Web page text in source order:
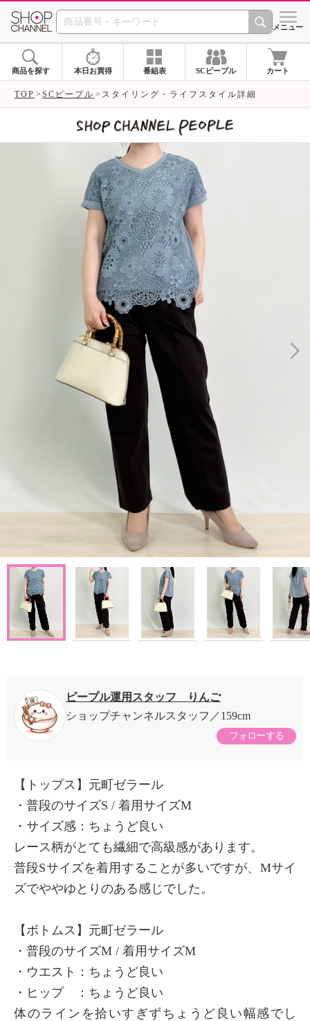
SHOP CHANNEL シメニュー
商品を探す 本日お買得 番組表 SCピープル カート
TOP SCピープル スタイリング・ライフスタイル詳細
ピープル運用スタッフ りんご
ショップチャンネルスタッフ
159cm
フォローする
【トップス】元町ゼラール
・普段のサイズS / 着用サイズM
・サイズ感：ちょうど良い
レース柄がとても繊細で高級感があります。
普段Sサイズを着用することが多いですが、Mサイ
ズでややゆとりのある感じでした。
【ボトムス】元町ゼラール
・普段のサイズM / 着用サイズM
・ウエスト：ちょうど良い
・ヒップ ：ちょうど良い
体のラインを拾いすぎずちょうど良い幅感でし